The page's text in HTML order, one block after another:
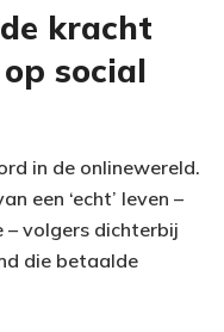
kracht
social
in de onlinewereld.
een ‘echt’ leven –
– volgers dichterbij
die betaalde